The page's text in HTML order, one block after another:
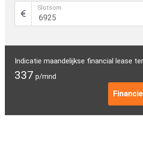
Slotsom
Indicatie maandelijkse financial lease
337 p/mnd